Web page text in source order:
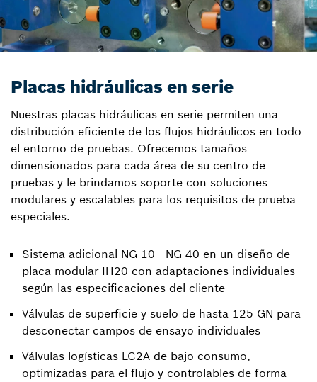
Placas hidráulicas en serie
Nuestras placas hidráulicas en serie permiten una
distribución eficiente de los flujos hidráulicos en todo
el entorno de pruebas. Ofrecemos tamaños
dimensionados para cada área de su centro de
pruebas y le brindamos soporte con soluciones
modulares y escalables para los requisitos de prueba
especiales.
Sistema adicional NG 10 - NG 40 en un diseño de
placa modular IH20 con adaptaciones individuales
según las especificaciones del cliente
Válvulas de superficie y suelo de hasta 125 GN para
desconectar campos de ensayo individuales
Válvulas logísticas LC2A de bajo consumo,
optimizadas para el flujo y controlables de forma